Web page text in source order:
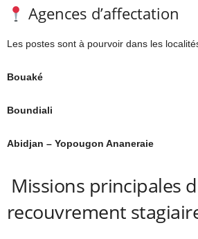
Agences d’affectation
Les postes sont à pourvoir dans les
Bouaké
Boundiali
Abidjan – Yopougon Ananeraie
Missions principales
recouvrement